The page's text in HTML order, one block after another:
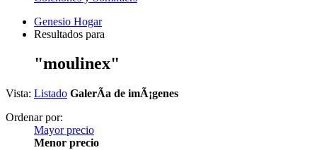
Genesio Hogar
Resultados para
"moulinex"
Vista: Listado GalerÃ­a de imÃ¡genes
Ordenar por:
Mayor precio
Menor precio